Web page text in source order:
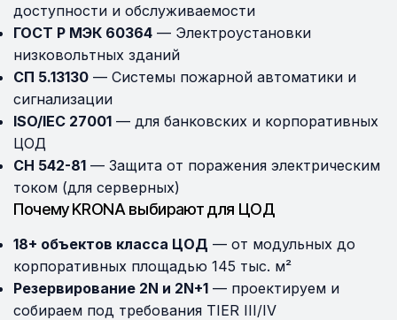
доступности и обслуживаемости
ГОСТ Р МЭК 60364 — Электроустановки
низковольтных зданий
СП 5.13130 — Системы пожарной автоматики и
сигнализации
ISO/IEC 27001 — для банковских и корпоративных
ЦОД
СН 542-81 — Защита от поражения электрическим
током (для серверных)
Почему KRONA выбирают для ЦОД
18+ объектов класса ЦОД — от модульных до
корпоративных площадью 145 тыс. м²
Резервирование 2N и 2N+1 — проектируем и
собираем под требования TIER III/IV